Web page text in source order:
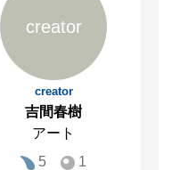
creator
creator
吉間春樹
アート
5
1